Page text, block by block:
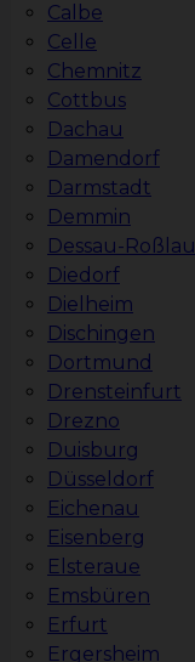
Calbe
Celle
Chemnitz
Cottbus
Dachau
Damendorf
Darmstadt
Demmin
Dessau-Roßlau
Diedorf
Dielheim
Dischingen
Dortmund
Drensteinfurt
Drezno
Duisburg
Düsseldorf
Eichenau
Eisenberg
Elsteraue
Emsbüren
Erfurt
Ergersheim